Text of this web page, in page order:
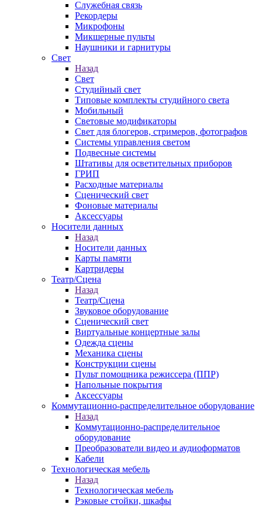
Служебная связь
Рекордеры
Микрофоны
Микшерные пульты
Наушники и гарнитуры
Свет
Назад
Свет
Студийный свет
Типовые комплекты студийного света
Мобильный
Световые модификаторы
Свет для блогеров, стримеров, фотографов
Системы управления светом
Подвесные системы
Штативы для осветительных приборов
ГРИП
Расходные материалы
Сценический свет
Фоновые материалы
Аксессуары
Носители данных
Назад
Носители данных
Карты памяти
Картридеры
Театр/Сцена
Назад
Театр/Сцена
Звуковое оборудование
Сценический свет
Виртуальные концертные залы
Одежда сцены
Механика сцены
Конструкции сцены
Пульт помощника режиссера (ППР)
Напольные покрытия
Аксессуары
Коммутационно-распределительное оборудование
Назад
Коммутационно-распределительное
оборудование
Преобразователи видео и аудиоформатов
Кабели
Технологическая мебель
Назад
Технологическая мебель
Рэковые стойки, шкафы